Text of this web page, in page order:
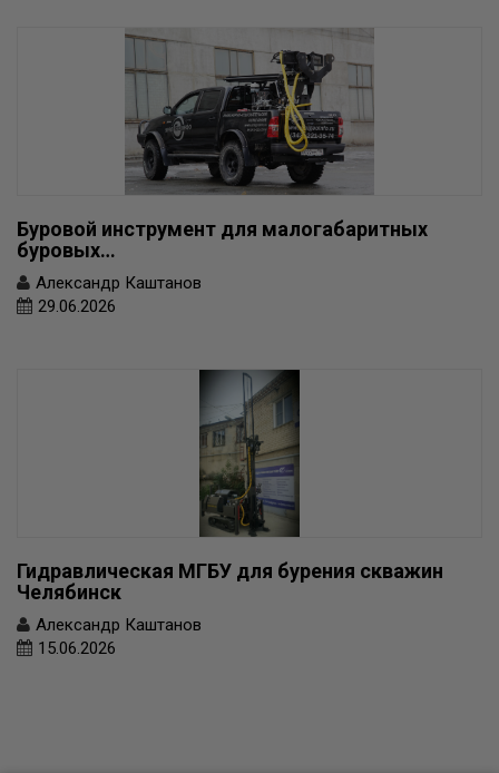
Буровой инструмент для малогабаритных
буровых…
Александр Каштанов
29.06.2026
Гидравлическая МГБУ для бурения скважин
Челябинск
Александр Каштанов
15.06.2026